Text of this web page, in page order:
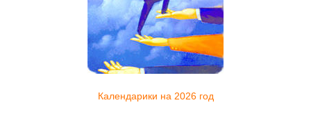
Календарики на 2026 год